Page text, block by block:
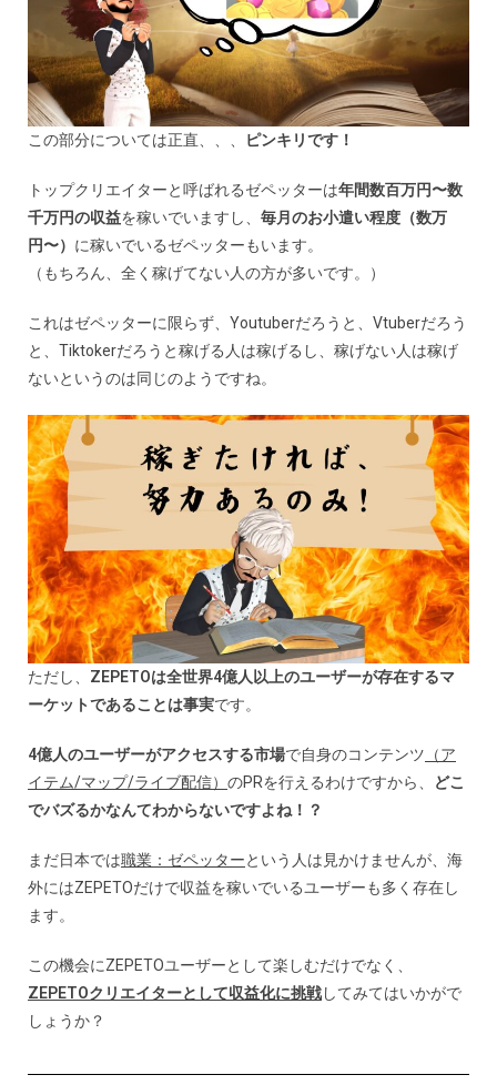
この部分については正直、、、 ピンキリです！
トップクリエイターと呼ばれるゼペッターは年間数百万円〜数
千万円の収益を稼いでいますし、 毎月のお小遣い程度（数万
円〜） に稼いでいるゼペッターもいます。
（もちろん、全く稼げてない人の方が多いです。）
これはゼペッターに限らず、Youtuberだろうと、Vtuberだろう
と、Tiktokerだろうと稼げる人は稼げるし、稼げない人は稼げ
ないというのは同じのようですね。
ただし、 ZEPETOは全世界4億人以上のユーザーが存在するマ
ーケットであることは事実です。
4億人のユーザーがアクセスする市場で自身のコンテンツ （ア
イテム/マップ/ライブ配信） のPRを行えるわけですから、
どこ
でバズるかなんてわからないですよね！？
まだ日本では職業：ゼペッターという人は見かけませんが、海
外にはZEPETOだけで収益を稼いでいるユーザーも多く存在し
ます。
この機会にZEPETOユーザーとして楽しむだけでなく、
ZEPETOクリエイターとして収益化に挑戦してみてはいかがで
しょうか？